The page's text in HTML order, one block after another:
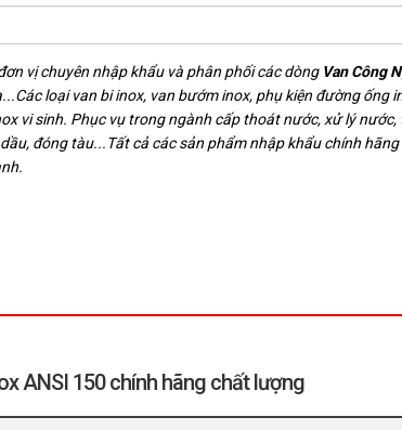
vị chuyên nhập khẩu và phân phối các dòng Van Công
loại van bi inox, van bướm inox, phụ kiện đường ống
vi sinh. Phục vụ trong ngành cấp thoát nước, xử lý nước,
đóng tàu...Tất cả các sản phẩm nhập khẩu chính
ANSI 150 chính hãng chất lượng